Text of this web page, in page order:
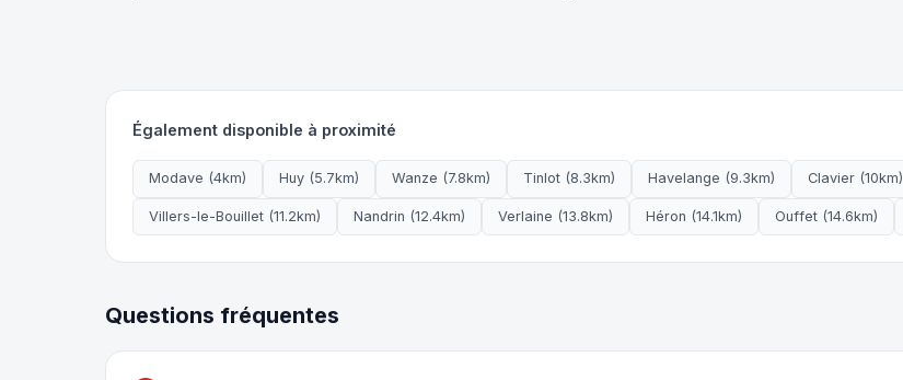
Également disponible à proximité
Modave (4km) Huy (5.7km) Wanze (7.8km) Tinlot (8.3km) Havelange (9.3km) Clavier (10km)
Villers-le-Bouillet (11.2km) Nandrin (12.4km) Verlaine (13.8km) Héron (14.1km) Ouffet (14.6km)
Questions fréquentes